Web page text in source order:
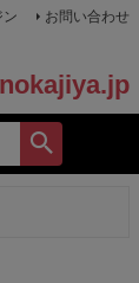
ン お問い合わせ